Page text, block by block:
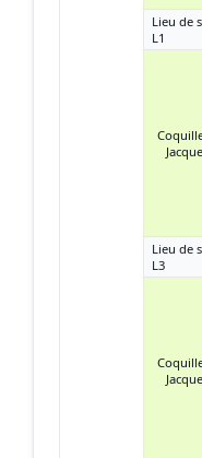
Lieu de
L1
Lieu de
L3